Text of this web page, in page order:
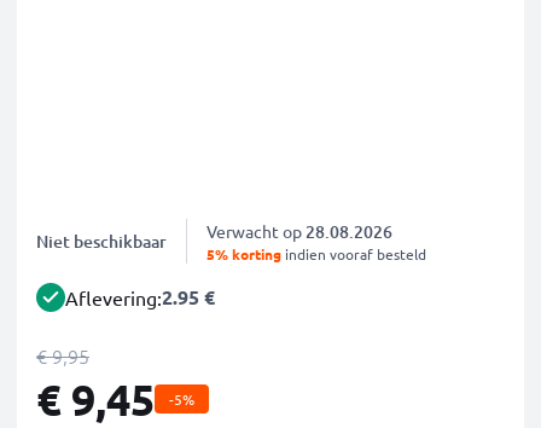
Niet beschikbaar Verwacht op 28.08.2026
5% korting indien vooraf besteld
Aflevering:2.95 €
€ 9,95
€ 9,45 -5%